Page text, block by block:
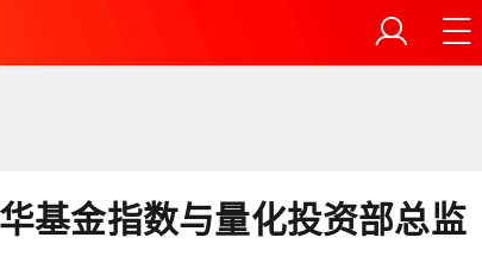
基金指数与量化投资部总监